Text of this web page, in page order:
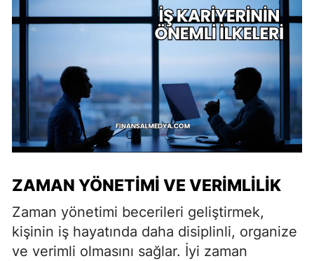
ZAMAN YÖNETIMI VE VERIMLILIK
Zaman yönetimi becerileri geliştirmek,
kişinin iş hayatında daha disiplinli, organize
ve verimli olmasını sağlar. İyi zaman